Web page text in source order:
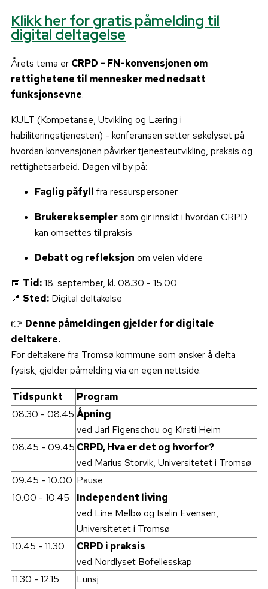
Klikk her for gratis påmelding til
digital deltagelse
Årets tema er CRPD – FN-konvensjonen om
rettighetene til mennesker med nedsatt
funksjonsevne.
KULT (Kompetanse, Utvikling og Læring i
habiliteringstjenesten) - konferansen setter søkelyset på
hvordan konvensjonen påvirker tjenesteutvikling, praksis og
rettighetsarbeid. Dagen vil by på:
Faglig påfyll fra ressurspersoner
Brukereksemplersom gir innsikt i hvordan CRPD
kan omsettes til praksis
Debatt og refleksjon om veien videre
📅 Tid:18. september, kl. 08.30 - 15.00
📍 Sted: Digital deltakelse
👉 Denne påmeldingen gjelder for digitale
deltakere.
For deltakere fra Tromsø kommune som ønsker å delta
fysisk, gjelder påmelding via en egen nettside.
Tidspunkt
Program
08.30 - 08.45 Åpning
ved Jarl Figenschou og Kirsti Heim
08.45 - 09.45 CRPD, Hva er det og hvorfor?
ved Marius Storvik, Universitetet i Tromsø
09.45 - 10.00 Pause
10.00 - 10.45
Independent living
ved Line Melbø og Iselin Evensen,
Universitetet i Tromsø
10.45 - 11.30
CRPD i praksis
ved Nordlyset Bofellesskap
11.30 - 12.15
Lunsj